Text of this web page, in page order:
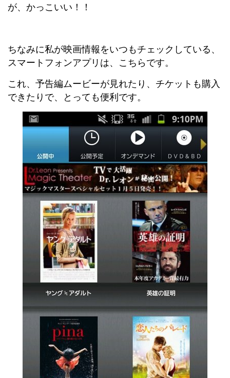
が、かっこいい！！
ちなみに私が映画情報をいつもチェックしている、
スマートフォンアプリは、こちらです。
これ、予告編ムービーが見れたり、チケットも購入
できたりで、とっても便利です。